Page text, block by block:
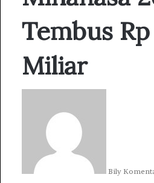
Tembus Rp
Miliar
Bily